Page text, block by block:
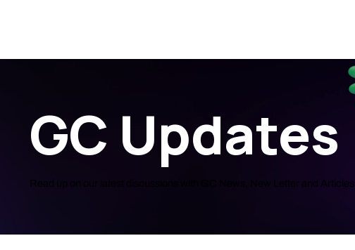
Read up on our latest discussions with GC News, New Letter and Articles
GC Updates